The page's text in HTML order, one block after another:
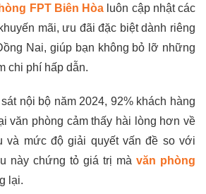
FPT Biên Hòa luôn cập nhật các
mãi, ưu đãi đặc biệt dành riêng
Nai, giúp bạn không bỏ lỡ những
chi phí hấp dẫn.
nội bộ năm 2024, 92% khách hàng
văn phòng cảm thấy hài lòng hơn về
và mức độ giải quyết vấn đề so với
này chứng tỏ giá trị mà văn phòng
lại.